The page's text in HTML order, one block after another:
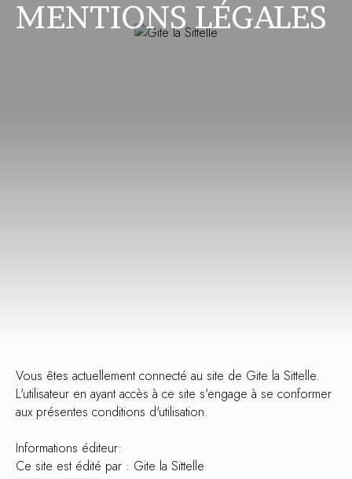
MENTIONS LÉGALES
Vous êtes actuellement connecté au site de Gite la Sittelle.
L'utilisateur en ayant accès à ce site s'engage à se conformer
aux présentes conditions d'utilisation.
Informations éditeur:
Ce site est édité par : Gite la Sittelle